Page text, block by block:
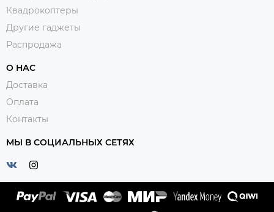
Квадрокоптеры
Другие гаджеты
Распродажа
О НАС
Доставка
Оплата
Контакты
МЫ В СОЦИАЛЬНЫХ СЕТЯХ